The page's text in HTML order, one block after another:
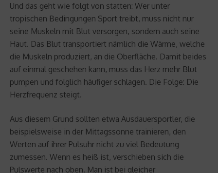
Und das geht wie folgt von statten: Wer unter
tropischen Bedingungen Sport treibt, muss nicht nur
seine Muskeln mit Blut versorgen, sondern auch seine
Haut. Das Blut transportiert nämlich die Wärme, welche
die Muskeln produziert, an die Oberfläche. Damit beides
auf einmal geschehen kann, muss das Herz mehr Blut
pumpen und folglich häufiger schlagen. Die Folge: Die
Herzfrequenz steigt.
Aus diesem Grund sollten etwa Ausdauersportler, die
beispielsweise in der Mittagssonne trainieren, den
Werten auf ihrer Pulsuhr nicht zu viel Bedeutung
zumessen. Wenn es heiß ist, verschieben sich die
Pulswerte nach oben. Man ist bei gleicher